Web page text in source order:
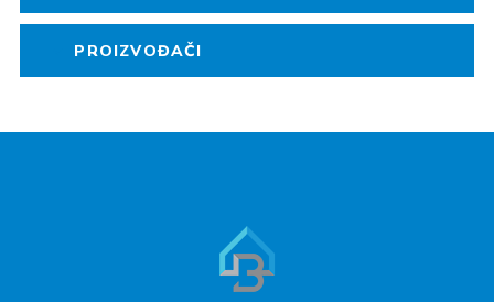
PROIZVOĐAČI